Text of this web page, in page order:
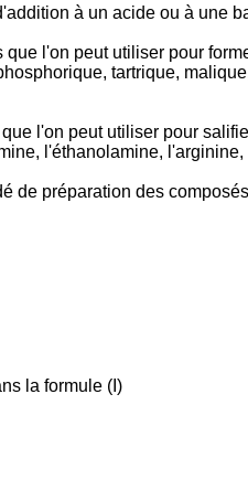
à un acide ou à une
l'on peut utiliser pour
tartrique,
l'on peut utiliser pour
l'éthanolamine,
de préparation des
la formule (I)